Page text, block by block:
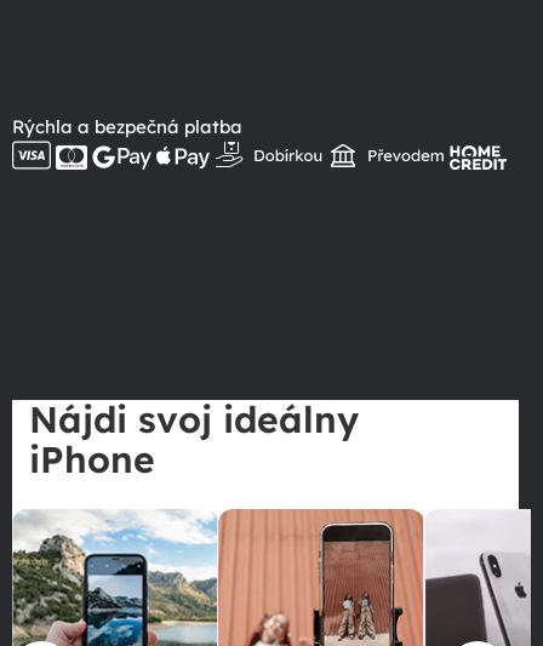
Rýchla a bezpečná platba
Nájdi svoj ideálny
iPhone